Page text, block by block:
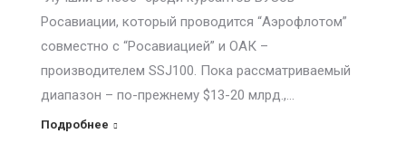
Росавиации, который проводится “Аэрофлотом”
совместно с “Росавиацией” и ОАК –
производителем SSJ100. Пока рассматриваемый
диапазон – по-прежнему $13-20 млрд.,…
Подробнее